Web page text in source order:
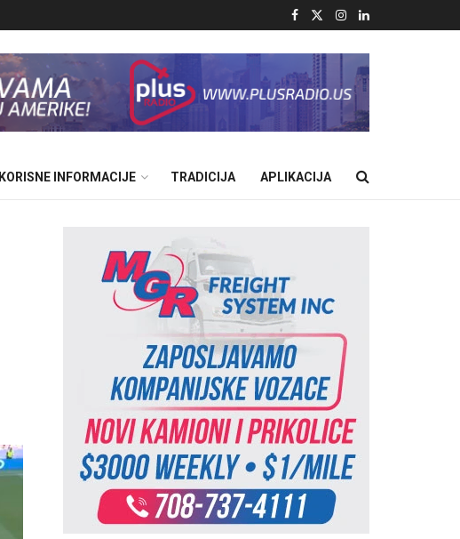
KORISNE INFORMACIJE TRADICIJA APLIKACIJA